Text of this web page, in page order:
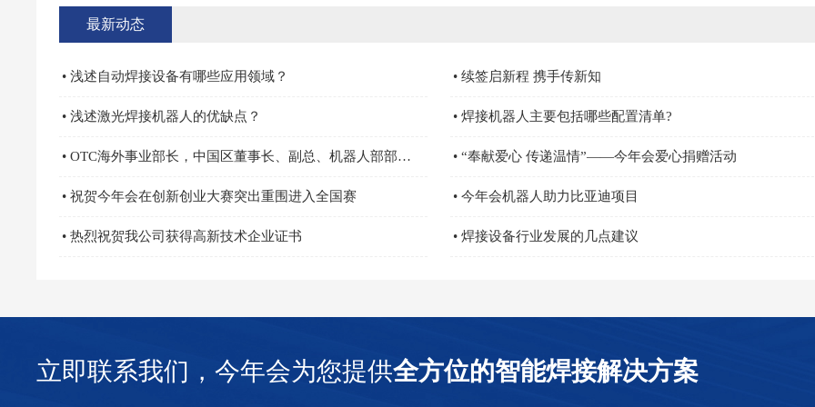
最新动态
• 浅述自动焊接设备有哪些应用领域？ • 续签启新程 携手传新知
• 浅述激光焊接机器人的优缺点？ • 焊接机器人主要包括哪些配置清单?
• OTC海外事业部长，中国区董事长、副总、机器人部部长，营业担当亲自颁奖 • “奉献爱心 传递温情”——今年会爱心捐赠活动
• 祝贺今年会在创新创业大赛突出重围进入全国赛 • 今年会机器人助力比亚迪项目
• 热烈祝贺我公司获得高新技术企业证书 • 焊接设备行业发展的几点建议
立即联系我们，今年会为您提供全方位的智能焊接解决方案